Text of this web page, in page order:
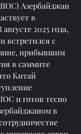
Азербайджан
в
2025 года,
встретился с
прибывшим
в саммите
Китай
и готов тесно
в